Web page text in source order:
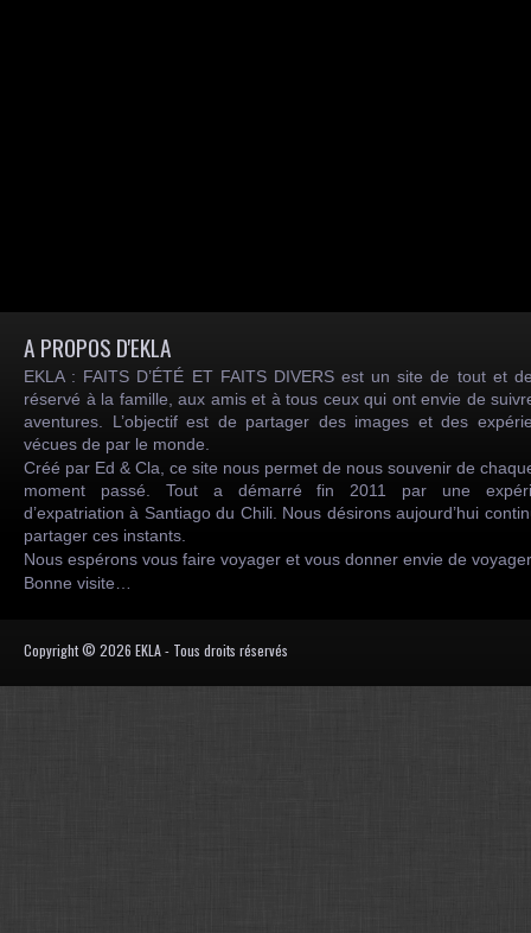
A PROPOS D'EKLA
EKLA : FAITS D’ÉTÉ ET FAITS DIVERS est un site de tout et
réservé à la famille, aux amis et à tous ceux qui ont envie de
aventures. L’objectif est de partager des images et des
vécues de par le monde.
Créé par Ed & Cla, ce site nous permet de nous souvenir de
moment passé. Tout a démarré fin 2011 par une
d’expatriation à Santiago du Chili. Nous désirons aujourd’hui
partager ces instants.
Nous espérons vous faire voyager et vous donner envie de
Bonne visite…
Copyright © 2026 EKLA - Tous droits réservés